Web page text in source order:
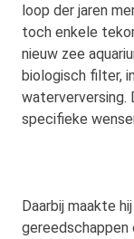
loop der jaren
toch enkele
nieuw zee
biologisch filter,
waterverversing.
specifieke
Daarbij maakte
gereedschappen